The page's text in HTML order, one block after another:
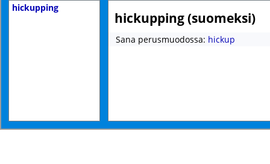
hickupping
hickupping (suomeksi)
Sana perusmuodossa: hickup